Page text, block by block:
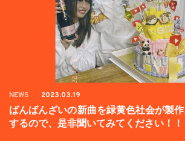
NEWS 2023.03.19
ばんばんざいの新曲を緑黄色社会が製
するので、是非聞いてみてください！！